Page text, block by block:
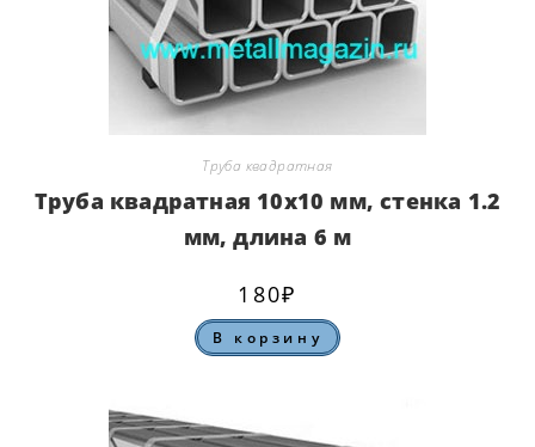
Труба квадратная
Труба квадратная 10х10 мм, стенка 1.2
мм, длина 6 м
180₽
В корзину